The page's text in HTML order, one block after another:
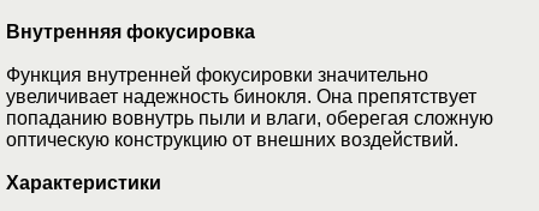
Внутренняя фокусировка
Функция внутренней фокусировки значительно
увеличивает надежность бинокля. Она препятствует
попаданию вовнутрь пыли и влаги, оберегая сложную
оптическую конструкцию от внешних воздействий.
Характеристики